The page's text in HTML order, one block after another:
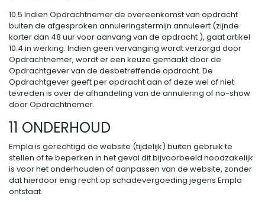
10.5 Indien Opdrachtnemer de overeenkomst van opdracht
buiten de afgesproken annuleringstermijn annuleert (zijnde
korter dan 48 uur voor aanvang van de opdracht ), gaat artikel
10.4 in werking. Indien geen vervanging wordt verzorgd door
Opdrachtnemer, wordt er een keuze gemaakt door de
Opdrachtgever van de desbetreffende opdracht. De
Opdrachtgever geeft per opdracht aan of deze wel of niet
tevreden is over de afhandeling van de annulering of no-show
door Opdrachtnemer.
11 ONDERHOUD
Empla is gerechtigd de website (tijdelijk) buiten gebruik te
stellen of te beperken in het geval dit bijvoorbeeld noodzakelijk
is voor het onderhouden of aanpassen van de website, zonder
dat hierdoor enig recht op schadevergoeding jegens Empla
ontstaat.